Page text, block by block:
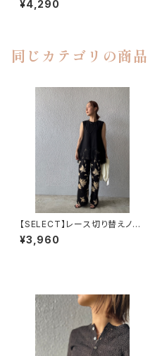
¥4,290
同じカテゴリの商品
【SELECT】レース切り替えノー
スリーブカットソー
¥3,960